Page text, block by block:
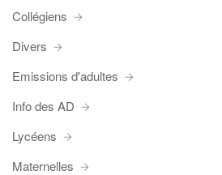
Collégiens
Divers
Emissions d'adultes
Info des AD
Lycéens
Maternelles